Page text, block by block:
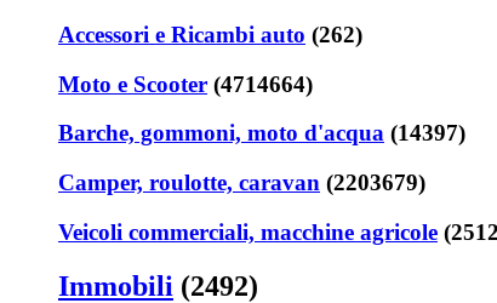
Accessori e Ricambi auto (262)
Moto e Scooter (4714664)
Barche, gommoni, moto d'acqua (14397)
Camper, roulotte, caravan (2203679)
Veicoli commerciali, macchine agricole
Immobili (2492)